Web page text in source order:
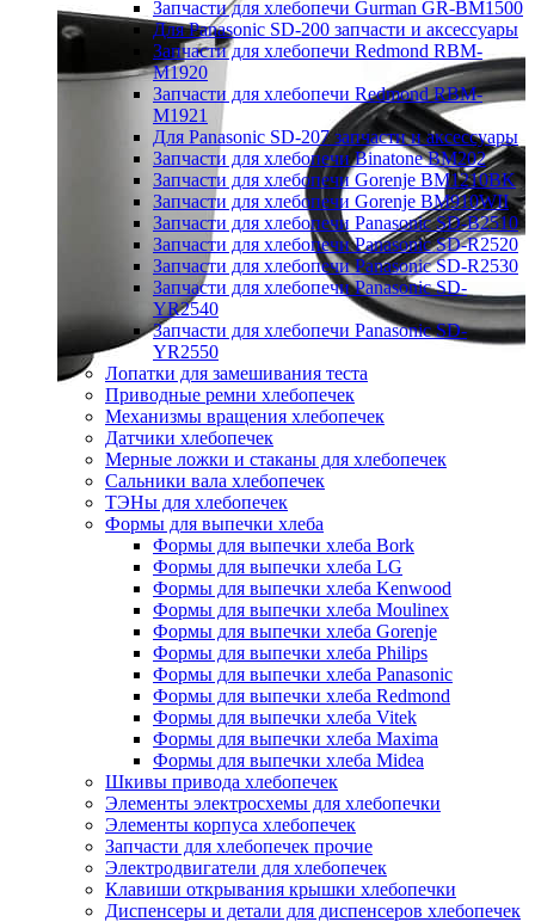
Запчасти для хлебопечи Gurman GR-BM1500
Для Panasonic SD-200 запчасти и аксессуары
Запчасти для хлебопечи Redmond RBM-
M1920
Запчасти для хлебопечи Redmond RBM-
M1921
Для Panasonic SD-207 запчасти и аксессуары
Запчасти для хлебопечи Binatone BM202
Запчасти для хлебопечи Gorenje BM1210BK
Запчасти для хлебопечи Gorenje BM910WII
Запчасти для хлебопечи Panasonic SD-B2510
Запчасти для хлебопечи Panasonic SD-R2520
Запчасти для хлебопечи Panasonic SD-R2530
Запчасти для хлебопечи Panasonic SD-
YR2540
Запчасти для хлебопечи Panasonic SD-
YR2550
Лопатки для замешивания теста
Приводные ремни хлебопечек
Механизмы вращения хлебопечек
Датчики хлебопечек
Мерные ложки и стаканы для хлебопечек
Сальники вала хлебопечек
ТЭНы для хлебопечек
Формы для выпечки хлеба
Формы для выпечки хлеба Bork
Формы для выпечки хлеба LG
Формы для выпечки хлеба Kenwood
Формы для выпечки хлеба Moulinex
Формы для выпечки хлеба Gorenje
Формы для выпечки хлеба Philips
Формы для выпечки хлеба Panasonic
Формы для выпечки хлеба Redmond
Формы для выпечки хлеба Vitek
Формы для выпечки хлеба Maxima
Формы для выпечки хлеба Midea
Шкивы привода хлебопечек
Элементы электросхемы для хлебопечки
Элементы корпуса хлебопечек
Запчасти для хлебопечек прочие
Электродвигатели для хлебопечек
Клавиши открывания крышки хлебопечки
Диспенсеры и детали для диспенсеров хлебопечек